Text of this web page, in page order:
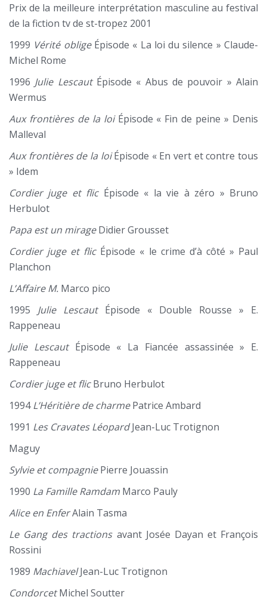
Prix de la meilleure interprétation masculine au festival
de la fiction tv de st-tropez 2001
1999 Vérité obligeÉpisode « La loi du silence » Claude-
Michel Rome
1996 Julie LescautÉpisode « Abus de pouvoir » Alain
Wermus
Aux frontières de la loiÉpisode « Fin de peine » Denis
Malleval
Aux frontières de la loiÉpisode « En vert et contre tous
» Idem
Cordier juge et flicÉpisode « la vie à zéro » Bruno
Herbulot
Papa est un mirageDidier Grousset
Cordier juge et flicÉpisode « le crime d’à côté » Paul
Planchon
L’Affaire M. Marco pico
1995 Julie LescautÉpisode « Double Rousse » E.
Rappeneau
Julie LescautÉpisode « La Fiancée assassinée » E.
Rappeneau
Cordier juge et flicBruno Herbulot
1994L’Héritière de charmePatrice Ambard
1991 Les Cravates LéopardJean-Luc Trotignon
Maguy
Sylvie et compagniePierre Jouassin
1990 La Famille Ramdam Marco Pauly
Alice en EnferAlain Tasma
Le Gang des tractionsavant Josée Dayan et François
Rossini
1989 MachiavelJean-Luc Trotignon
CondorcetMichel Soutter